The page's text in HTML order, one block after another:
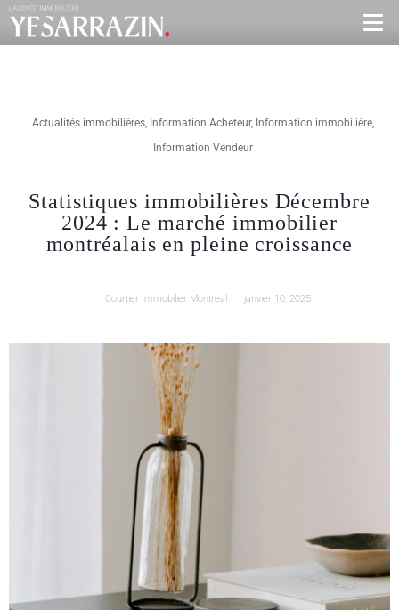
Actualités immobilières, Information Acheteur, Information immobilière,
Information Vendeur
Statistiques immobilières Décembre
2024 : Le marché immobilier
montréalais en pleine croissance
Courtier Immobilier Montreal janvier 10, 2025